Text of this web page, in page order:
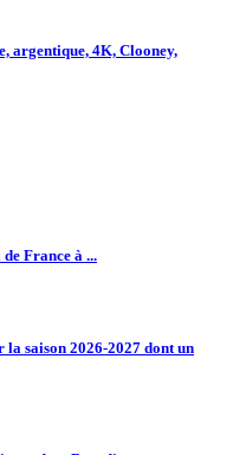
argentique, 4K, Clooney,
France à ...
la saison 2026-2027 dont un